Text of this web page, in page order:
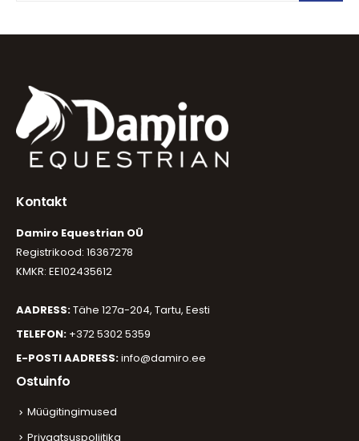
Kontakt
Damiro Equestrian OÜ
Registrikood: 16367278
KMKR: EE102435612
AADRESS:Tähe 127a-204, Tartu, Eesti
TELEFON: +372 5302 5359
E-POSTI AADRESS:info@damiro.ee
Ostuinfo
Müügitingimused
Privaatsuspoliitika